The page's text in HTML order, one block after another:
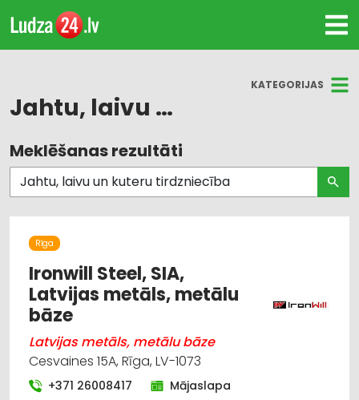
KATEGORIJAS
Jahtu, laivu un kuteru tirdzniecība
Visas nozares
Autobusu, mikroautobusu noma
Jahtu, laivu un kuteru tirdzniecība
Metāla tirdzniecība
Metālapstrāde
Metālizstrādājumi
Meklēšanas rezultāti
Rīga
Ironwill Steel, SIA,
Latvijas metāls, metālu
bāze
Latvijas metāls, metālu bāze
Cesvaines 15A, Rīga, LV-1073
+371 26008417 Mājaslapa